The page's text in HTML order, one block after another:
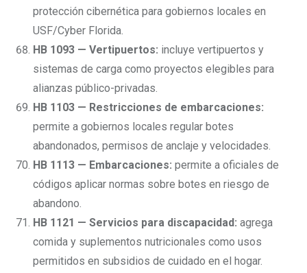
protección cibernética para gobiernos locales en
USF/Cyber Florida.
HB 1093 — Vertipuertos: incluye vertipuertos y
sistemas de carga como proyectos elegibles para
alianzas público-privadas.
HB 1103 — Restricciones de embarcaciones:
permite a gobiernos locales regular botes
abandonados, permisos de anclaje y velocidades.
HB 1113 — Embarcaciones: permite a oficiales de
códigos aplicar normas sobre botes en riesgo de
abandono.
HB 1121 — Servicios para discapacidad: agrega
comida y suplementos nutricionales como usos
permitidos en subsidios de cuidado en el hogar.